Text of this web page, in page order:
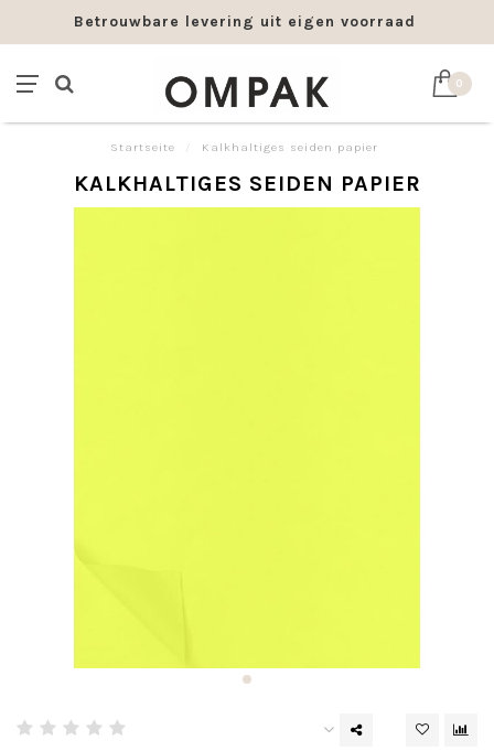
Betrouwbare levering uit eigen voorraad
0
Startseite Kalkhaltiges seiden papier
KALKHALTIGES SEIDEN PAPIER